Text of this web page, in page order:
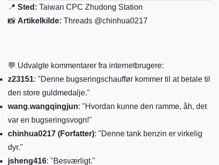
📍 Sted: Taiwan CPC Zhudong Station
📸 Artikelkilde: Threads @chinhua0217
💬 Udvalgte kommentarer fra internetbrugere:
z23151: "Denne bugseringschauffør kommer til at betale til
den store guldmedalje."
wang.wangqingjun: "Hvordan kunne den ramme, åh, det
var en bugseringsvogn!"
chinhua0217 (Forfatter): "Denne tank benzin er virkelig
dyr."
jsheng416: "Besværligt."